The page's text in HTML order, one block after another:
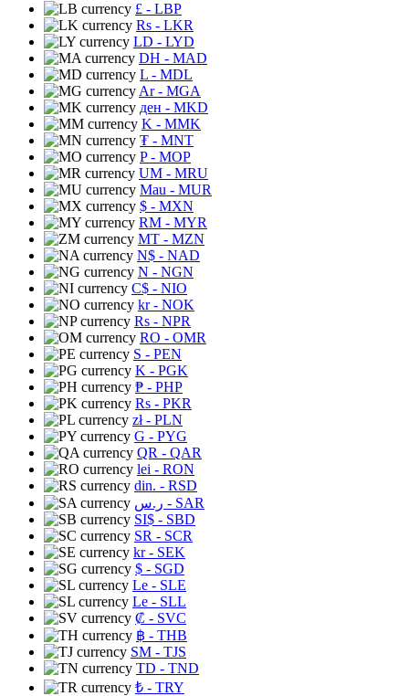
£ - LBP
Rs - LKR
LD - LYD
DH - MAD
L - MDL
Ar- MGA
ден - MKD
K - MMK
₮ - MNT
P- MOP
UM - MRU
Mau - MUR
$ - MXN
RM - MYR
MT - MZN
N$ - NAD
N - NGN
C$ - NIO
kr- NOK
Rs - NPR
RO - OMR
S - PEN
K - PGK
₱ - PHP
Rs - PKR
zł- PLN
G - PYG
QR - QAR
lei - RON
din. - RSD
ر.س - SAR
SI$ - SBD
SR - SCR
kr- SEK
$ - SGD
Le - SLE
Le - SLL
₡ - SVC
฿ - THB
ЅМ - TJS
TD - TND
₺ - TRY